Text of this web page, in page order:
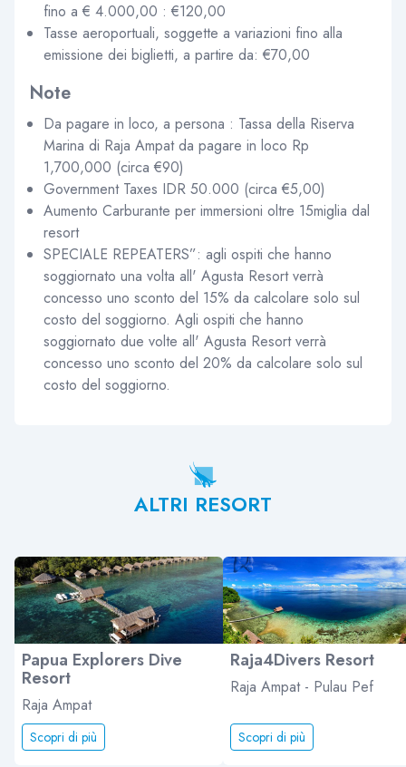
fino a € 4.000,00 : €120,00
Tasse aeroportuali, soggette a variazioni fino alla
emissione dei biglietti, a partire da: €70,00
Note
Da pagare in loco, a persona : Tassa della Riserva
Marina di Raja Ampat da pagare in loco Rp
1,700,000 (circa €90)
Government Taxes IDR 50.000 (circa €5,00)
Aumento Carburante per immersioni oltre 15miglia dal
resort
SPECIALE REPEATERS”: agli ospiti che hanno
soggiornato una volta all' Agusta Resort verrà
concesso uno sconto del 15% da calcolare solo sul
costo del soggiorno. Agli ospiti che hanno
soggiornato due volte all' Agusta Resort verrà
concesso uno sconto del 20% da calcolare solo sul
costo del soggiorno.
ALTRI RESORT
Papua Explorers Dive
Resort
Raja Ampat
Scopri di più
Raja4Divers Resort
Raja Ampat - Pulau Pef
Scopri di più